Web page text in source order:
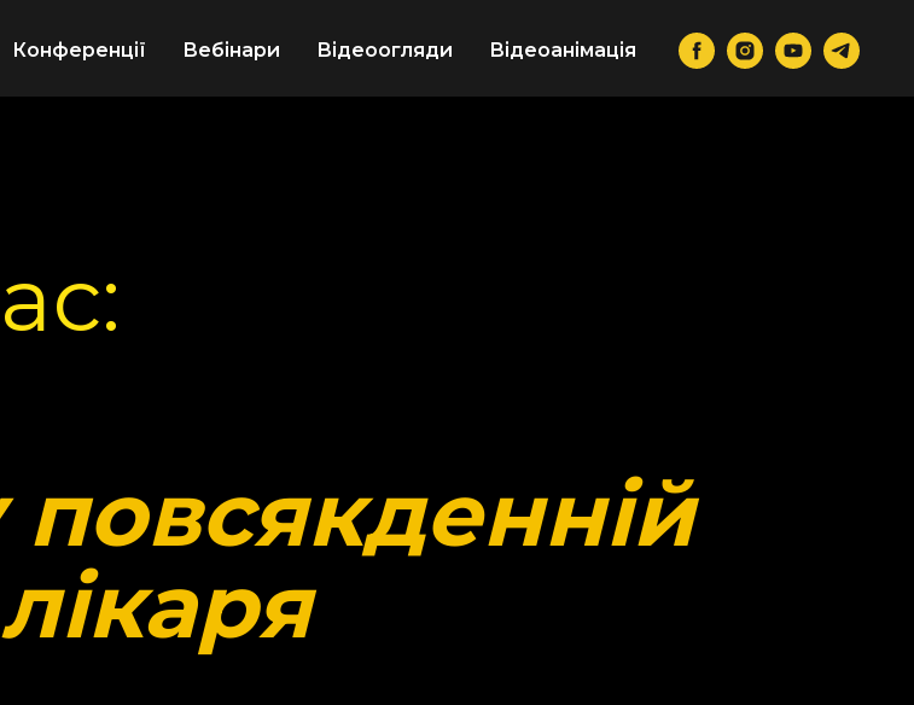
Конференції Вебінари Відеоогляди Відеоанімація
повсякденній